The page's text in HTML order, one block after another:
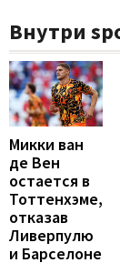
Внутри
Микки ван
де Вен
остается в
Тоттенхэме,
отказав
Ливерпулю
и Барселоне